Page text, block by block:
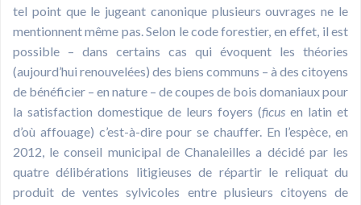
tel point que le jugeant canonique plusieurs ouvrages ne le
mentionnent même pas. Selon le code forestier, en effet, il est
possible – dans certains cas qui évoquent les théories
(aujourd’hui renouvelées) des biens communs – à des citoyens
de bénéficier – en nature – de coupes de bois domaniaux pour
la satisfaction domestique de leurs foyers (ficus en latin et
d’où affouage) c’est-à-dire pour se chauffer. En l’espèce, en
2012, le conseil municipal de Chanaleilles a décidé par les
quatre délibérations litigieuses de répartir le reliquat du
produit de ventes sylvicoles entre plusieurs citoyens de